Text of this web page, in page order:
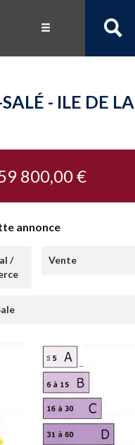
- ILE DE LA
800,00 €
annonce
/
Vente